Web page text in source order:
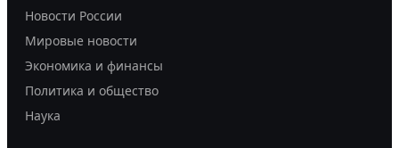
Новости России
Мировые новости
Экономика и финансы
Политика и общество
Наука